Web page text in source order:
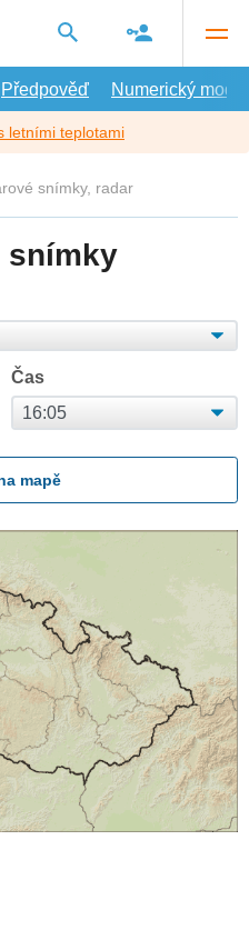
Předpověď Numerický model
letními teplotami
snímky, radar
snímky
Čas
mapě